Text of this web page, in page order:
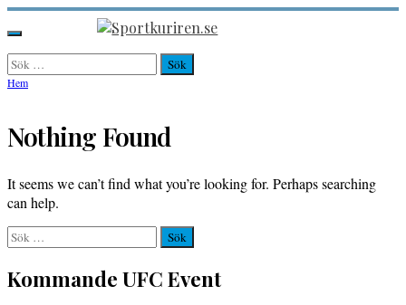
Hoppa
till
innehåll
Sportkuriren.se
Primär
meny
Sök
efter:
Hem
Nothing Found
It seems we can’t find what you’re looking for. Perhaps searching
can help.
Sök
efter:
Kommande UFC Event